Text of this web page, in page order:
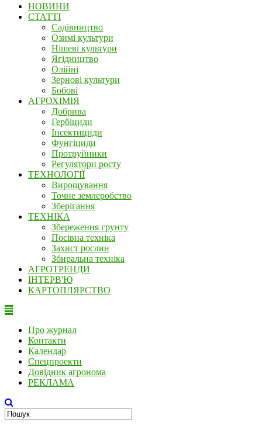
НОВИНИ
СТАТТІ
Садівництво
Озимі культури
Нішеві культури
Ягідництво
Олійні
Зернові культури
Бобові
АГРОХІМІЯ
Добрива
Гербіциди
Інсектициди
Фунгіциди
Протруйники
Регулятори росту
ТЕХНОЛОГІЇ
Вирощування
Точне землеробство
Зберігання
ТЕХНІКА
Збереження грунту
Посівна техніка
Захист рослин
Збиральна техніка
АГРОТРЕНДИ
ІНТЕРВ'Ю
КАРТОПЛЯРСТВО
Про журнал
Контакти
Календар
Спецпроекти
Довідник агронома
РЕКЛАМА